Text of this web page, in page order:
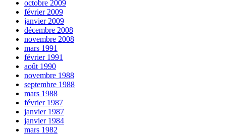
octobre 2009
février 2009
janvier 2009
décembre 2008
novembre 2008
mars 1991
février 1991
août 1990
novembre 1988
septembre 1988
mars 1988
février 1987
janvier 1987
janvier 1984
mars 1982